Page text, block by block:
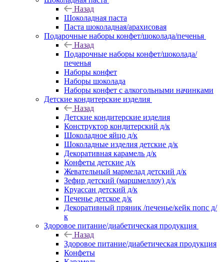
Назад
Шоколадная паста
Паста шоколадная/арахисовая
Подарочные наборы конфет/шоколада/печенья
Назад
Подарочные наборы конфет/шоколада/
печенья
Наборы конфет
Наборы шоколада
Наборы конфет с алкогольными начинками
Детские кондитерские изделия
Назад
Детские кондитерские изделия
Конструктор кондитерский д/к
Шоколадное яйцо д/к
Шоколадные изделия детские д/к
Декоративная карамель д/к
Конфеты детские д/к
Жевательный мармелад детский д/к
Зефир детский (маршмеллоу) д/к
Круассан детский д/к
Печенье детское д/к
Декоративный пряник /печенье/кейк попс д/
к
Здоровое питание/диабетическая продукция
Назад
Здоровое питание/диабетическая продукция
Конфеты